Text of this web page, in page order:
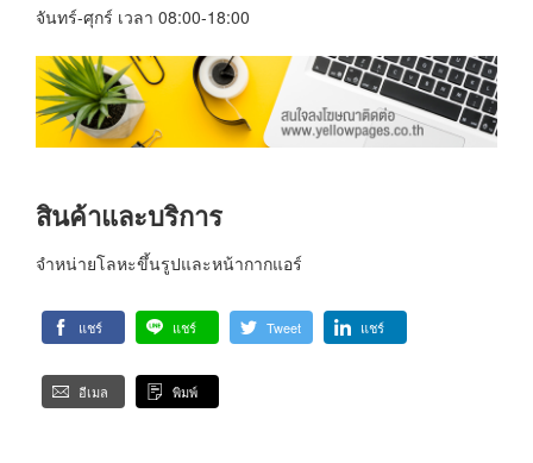
จันทร์-ศุกร์ เวลา 08:00-18:00
สินค้าและบริการ
จำหน่ายโลหะขึ้นรูปและหน้ากากแอร์
แชร์ แชร์ Tweet แชร์
อีเมล พิมพ์